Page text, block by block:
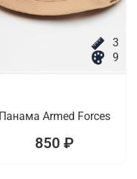
3
9
Панама Armed Forces
850 ₽